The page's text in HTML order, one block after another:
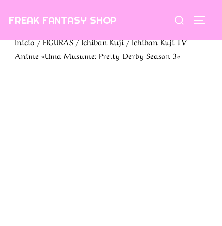
FREAK FANTASY SHOP Buscar:
Inicio/FIGURAS/Ichiban Kuji/ Ichiban Kuji TV
Anime «Uma Musume: Pretty Derby Season 3»